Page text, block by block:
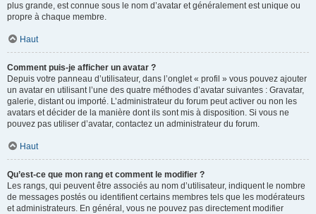
plus grande, est connue sous le nom d’avatar et généralement est unique ou
propre à chaque membre.
Haut
Comment puis-je afficher un avatar ?
Depuis votre panneau d’utilisateur, dans l’onglet « profil » vous pouvez ajouter
un avatar en utilisant l’une des quatre méthodes d’avatar suivantes : Gravatar,
galerie, distant ou importé. L’administrateur du forum peut activer ou non les
avatars et décider de la manière dont ils sont mis à disposition. Si vous ne
pouvez pas utiliser d’avatar, contactez un administrateur du forum.
Haut
Qu’est-ce que mon rang et comment le modifier ?
Les rangs, qui peuvent être associés au nom d’utilisateur, indiquent le nombre
de messages postés ou identifient certains membres tels que les modérateurs
et administrateurs. En général, vous ne pouvez pas directement modifier